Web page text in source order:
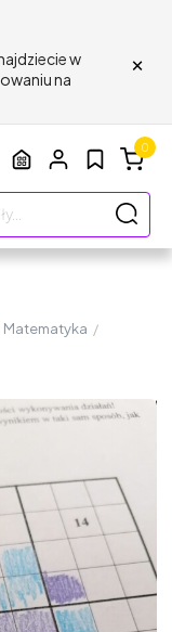
w
na
×
0
Matematyka /